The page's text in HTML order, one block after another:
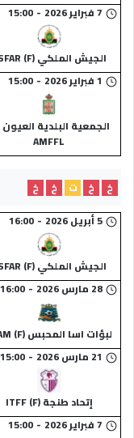
7 فبراير 2026 -
15:00
الجيش الملكي (F) ASFAR
1 فبراير 2026 -
15:00
AMFFL
خ خ ت خ
خ
5 أبريل 2026 -
16:00
الجيش الملكي (F) ASFAR
28 مارس 2026 -
16:00
لبؤات اسا المحبس (F) ALAM
21 مارس 2026 -
15:00
إتحاد طنجة (F) ITFF
7 فبراير 2026 -
15:00